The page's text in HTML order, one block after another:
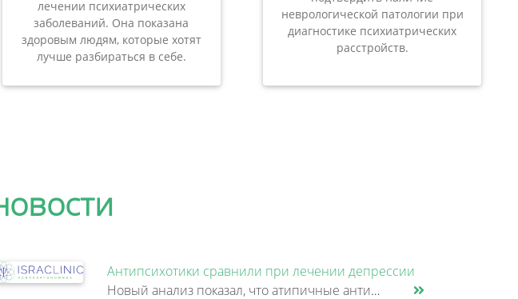
лечении психиатрических
заболеваний. Она показана
здоровым людям, которые хотят
лучше разбираться в себе.
неврологической патологии при
диагностике психиатрических
расстройств.
Антипсихотики сравнили при лечении депрессии
Новый анализ показал, что атипичные антипсихотики, которые иногда добавляют к антидепрессантам при большом депрессивном......